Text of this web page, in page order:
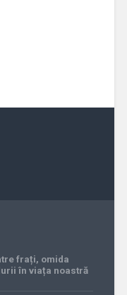
frați, omida
în viața noastră